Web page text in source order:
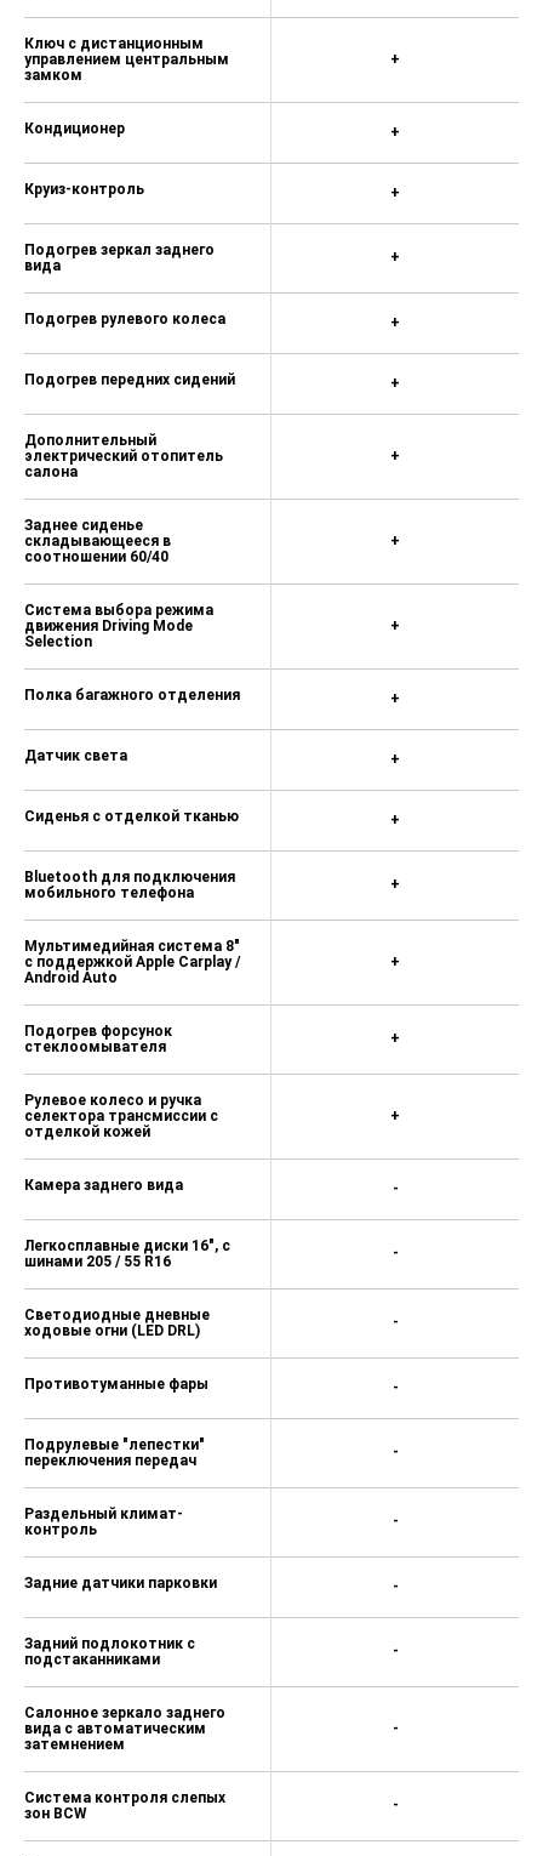
Ключ с дистанционным
управлением центральным
замком
Кондиционер
Круиз-контроль
Подогрев зеркал заднего
вида
Подогрев рулевого колеса
Подогрев передних сидений
Дополнительный
электрический отопитель
салона
Заднее сиденье
складывающееся в
соотношении 60/40
Система выбора режима
движения Driving Mode
Selection
Полка багажного отделения
Датчик света
Сиденья с отделкой тканью
Bluetooth для подключения
мобильного телефона
Мультимедийная система 8"
с поддержкой Apple Carplay /
Android Auto
Подогрев форсунок
стеклоомывателя
Рулевое колесо и ручка
селектора трансмиссии с
отделкой кожей
Камера заднего вида
Легкосплавные диски 16", с
шинами 205 / 55 R16
Светодиодные дневные
ходовые огни (LED DRL)
Противотуманные фары
Подрулевые "лепестки"
переключения передач
Раздельный климат-
контроль
Задние датчики парковки
Задний подлокотник с
подстаканниками
Салонное зеркало заднего
вида с автоматическим
затемнением
Система контроля слепых
зон BCW
+
+
+
+
+
+
+
+
+
+
+
+
+
+
+
+
-
-
-
-
-
-
-
-
-
-